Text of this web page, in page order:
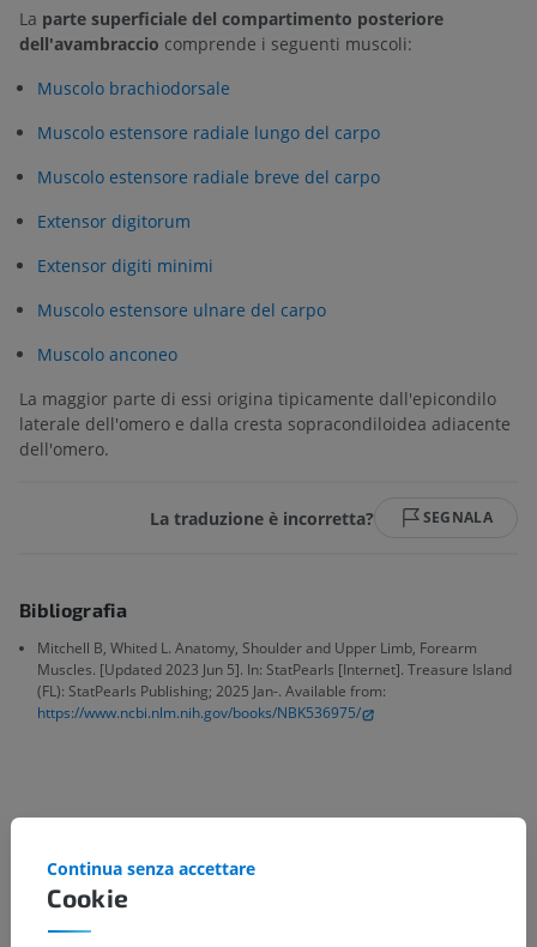
La parte superficiale del compartimento posteriore
dell'avambraccio comprende i seguenti muscoli:
Muscolo brachiodorsale
Muscolo estensore radiale lungo del carpo
Muscolo estensore radiale breve del carpo
Extensor digitorum
Extensor digiti minimi
Muscolo estensore ulnare del carpo
Muscolo anconeo
La maggior parte di essi origina tipicamente dall'epicondilo
laterale dell'omero e dalla cresta sopracondiloidea adiacente
dell'omero.
La traduzione è incorretta? SEGNALA
Bibliografia
Mitchell B, Whited L. Anatomy, Shoulder and Upper Limb, Forearm
Muscles. [Updated 2023 Jun 5]. In: StatPearls [Internet]. Treasure Island
(FL): StatPearls Publishing; 2025 Jan-. Available from:
https://www.ncbi.nlm.nih.gov/books/NBK536975/
Anatomia umana 2
Cookie
Continua senza accettare